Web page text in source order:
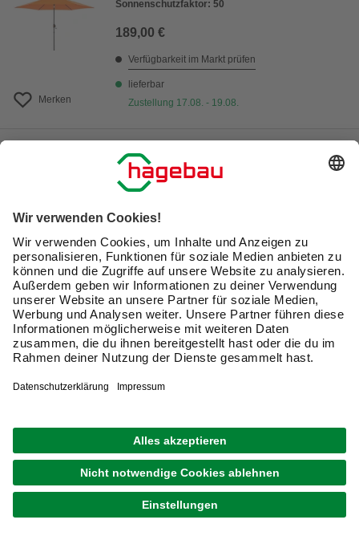
Merken
Sonnenschutzfaktor: 50
189,00 €
Verfügbarkeit im Markt prüfen
lieferbar
Zustellung 17.08. - 19.08.
Merken
Pendelschirm »Active Green«, 240 x 135 cm,
rechteckig, Sonnenschutzfaktor: 50
lieferbar
Zustellung 17.08. - 19.08.
1 von 4
Newsletter: Zusammen
einem schöneren Ort.